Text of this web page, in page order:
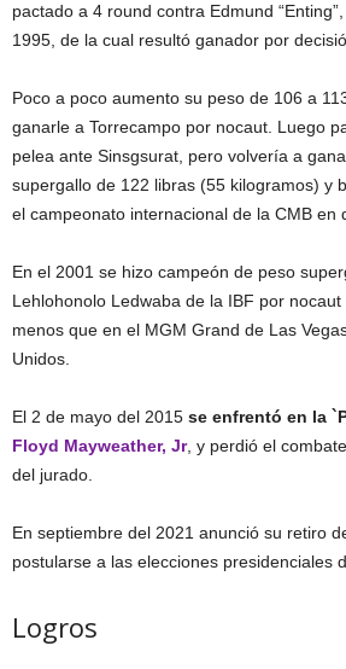
pactado a 4 round contra Edmund
1995, de la cual resultó ganador por
Poco a poco aumento su peso de 106 a
ganarle a Torrecampo por nocaut. Luego
pelea ante Sinsgsurat, pero volvería a
supergallo de 122 libras (55 kilogramos) y
el campeonato internacional de la CMB en
En el 2001 se hizo campeón de peso
Lehlohonolo Ledwaba de la IBF por
menos que en el MGM Grand de Las
Unidos.
El 2 de mayo del 2015 se enfrentó en la
Floyd Mayweather, Jr, y perdió el
del jurado.
En septiembre del 2021 anunció su retiro
postularse a las elecciones presidenciales
Logros